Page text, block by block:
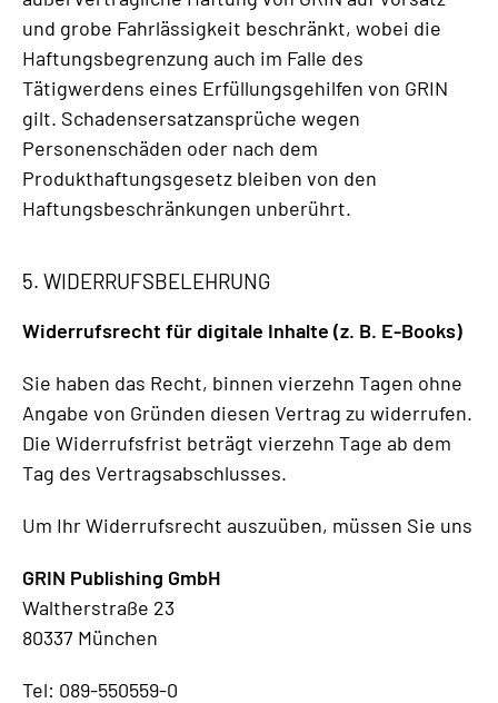
und grobe Fahrlässigkeit beschränkt, wobei die
Haftungsbegrenzung auch im Falle des
Tätigwerdens eines Erfüllungsgehilfen von GRIN
gilt. Schadensersatzansprüche wegen
Personenschäden oder nach dem
Produkthaftungsgesetz bleiben von den
Haftungsbeschränkungen unberührt.
5. WIDERRUFSBELEHRUNG
Widerrufsrecht für digitale Inhalte (z. B. E-Books)
Sie haben das Recht, binnen vierzehn Tagen ohne
Angabe von Gründen diesen Vertrag zu widerrufen.
Die Widerrufsfrist beträgt vierzehn Tage ab dem
Tag des Vertragsabschlusses.
Um Ihr Widerrufsrecht auszuüben, müssen Sie uns
GRIN Publishing GmbH
Waltherstraße 23
80337 München
Tel: 089-550559-0